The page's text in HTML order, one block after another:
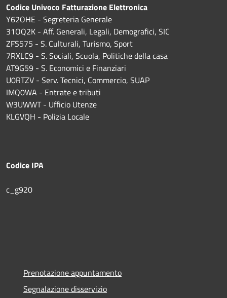
Codice Univoco Fatturazione Elettronica
Y62OHE - Segreteria Generale
31OQ2K - Aff. Generali, Legali, Demografici, SIC
ZFS575 - S. Culturali, Turismo, Sport
7RXLC9 - S. Sociali, Scuola, Politiche della casa
AT9G59 - S. Economici e Finanziari
U0RTZV - Serv. Tecnici, Commercio, SUAP
IMQ0WA - Entrate e tributi
W3UWWT - Ufficio Utenze
KLGVQH - Polizia Locale
Codice IPA
c_g920
Prenotazione appuntamento
Segnalazione disservizio